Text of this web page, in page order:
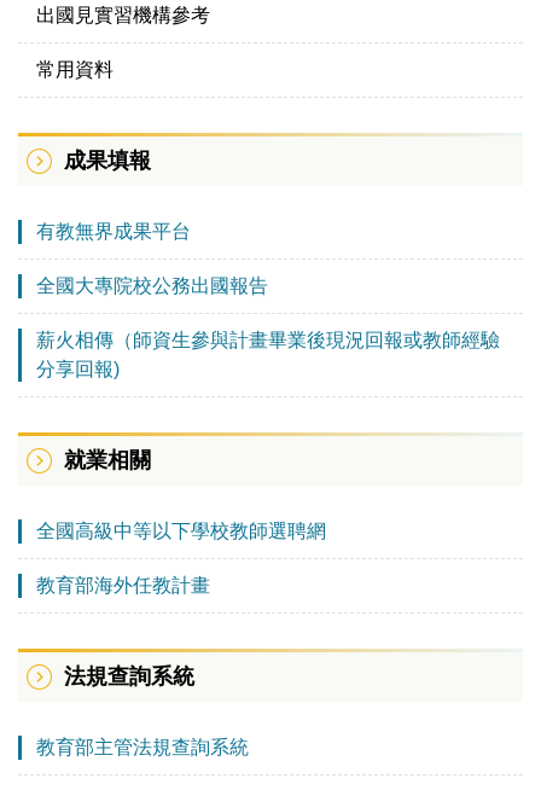
出國見實習機構參考
常用資料
成果填報
有教無界成果平台
全國大專院校公務出國報告
薪火相傳（師資生參與計畫畢業後現況回報或教師經驗
分享回報)
就業相關
全國高級中等以下學校教師選聘網
教育部海外任教計畫
法規查詢系統
教育部主管法規查詢系統